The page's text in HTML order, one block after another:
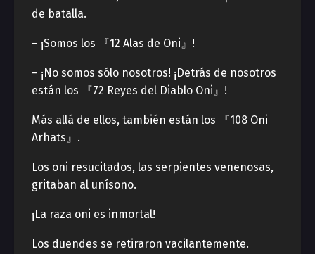
de batalla.
– ¡Somos los 『12 Alas de Oni』!
– ¡No somos sólo nosotros! ¡Detrás de nosotros
están los 『72 Reyes del Diablo Oni』!
Más allá de ellos, también están los 『108 Oni
Arhats』.
Los oni resucitados, las serpientes venenosas,
gritaban al unísono.
¡La raza oni es inmortal!
Los duendes se retiraron vacilantemente.